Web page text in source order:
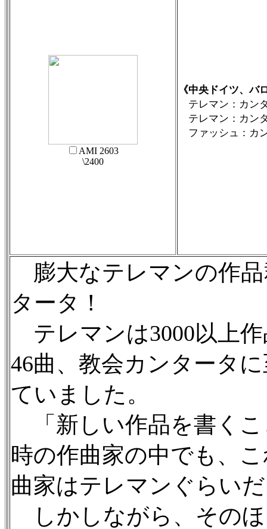
AMI 2603
\2400
《中央ドイツ、バ
テレマン：カン
テレマン：カン
ファッシュ：カ
膨大なテレマンの作
タータ！
テレマンは3000以上
46曲、教会カンタータ
ていました。
「新しい作品を書く
時の作曲家の中でも、
曲家はテレマンぐらい
しかしながら、その